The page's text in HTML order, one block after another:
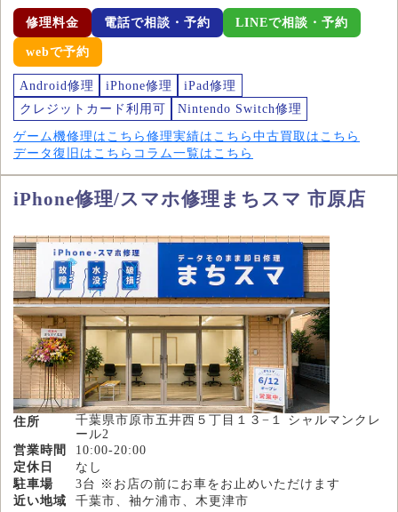
修理料金 電話で相談・予約 LINEで相談・予約
webで予約
Android修理 iPhone修理
iPad修理
クレジットカード利用可
Nintendo Switch修理
ゲーム機修理はこちら 修理実績はこちら 中古買取はこちら
データ復旧はこちら コラム一覧はこちら
iPhone修理/スマホ修理まちスマ 市原店
住所
千葉県市原市五井西５丁目１３−１ シャルマンクレ
ール2
営業時間
10:00-20:00
定休日
なし
駐車場
3台 ※お店の前にお車をお止めいただけます
近い地域
千葉市、袖ケ浦市、木更津市